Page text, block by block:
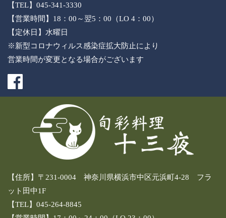
【TEL】045-341-3330
【営業時間】18：00～翌5：00（LO 4：00）
【定休日】水曜日
※新型コロナウィルス感染症拡大防止により
営業時間が変更となる場合がございます
【住所】〒231-0004 神奈川県横浜市中区元浜町4-28 フラ
ット田中1F
【TEL】045-264-8845